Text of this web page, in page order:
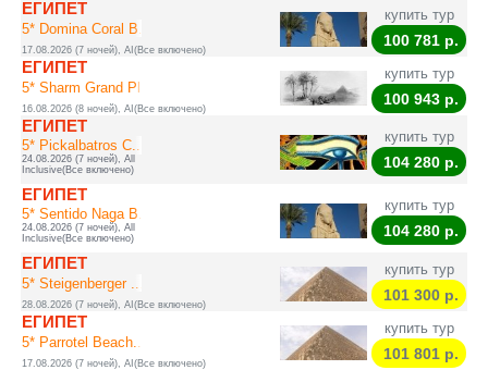
ЕГИПЕТ
5* Domina Coral B...
17.08.2026 (7 ночей), AI(Все включено)
купить тур
100 781 р.
ЕГИПЕТ
5* Sharm Grand Pl...
16.08.2026 (8 ночей), AI(Все включено)
купить тур
100 943 р.
ЕГИПЕТ
5* Pickalbatros C...
24.08.2026 (7 ночей), All
Inclusive(Все включено)
купить тур
104 280 р.
ЕГИПЕТ
5* Sentido Naga B...
24.08.2026 (7 ночей), All
Inclusive(Все включено)
купить тур
104 280 р.
ЕГИПЕТ
5* Steigenberger ...
28.08.2026 (7 ночей), AI(Все включено)
купить тур
101 300 р.
ЕГИПЕТ
5* Parrotel Beach...
17.08.2026 (7 ночей), AI(Все включено)
купить тур
101 801 р.